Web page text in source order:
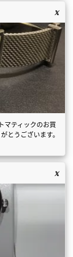
マティックのお買
とうございます。